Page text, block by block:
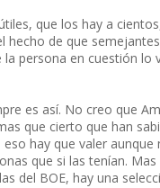
que los hay a
hecho de que
persona en cuestión
es así. No creo que
que cierto que han
hay que valer
que si las tenían.
del BOE, hay una